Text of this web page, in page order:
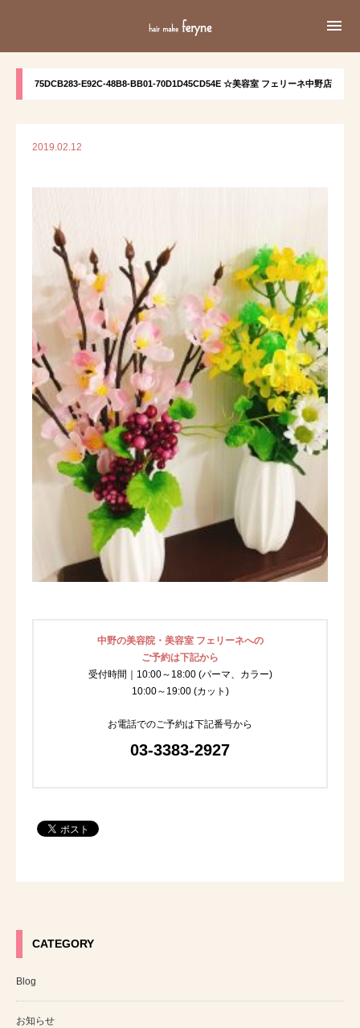

75DCB283-E92C-48B8-BB01-70D1D45CD54E ☆美容室 フェリーネ中野店
2019.02.12
中野の美容院・美容室 フェリーネへの
ご予約は下記から
受付時間｜10:00～18:00 (パーマ、カラー)
10:00～19:00 (カット)
お電話でのご予約は下記番号から
03-3383-2927
CATEGORY
Blog
お知らせ